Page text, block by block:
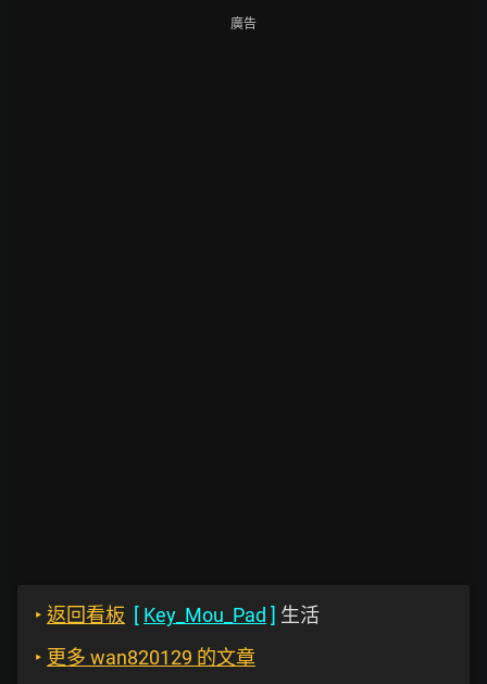
廣告
‣ 返回看板 [ Key_Mou_Pad ] 生活
‣ 更多 wan820129 的文章